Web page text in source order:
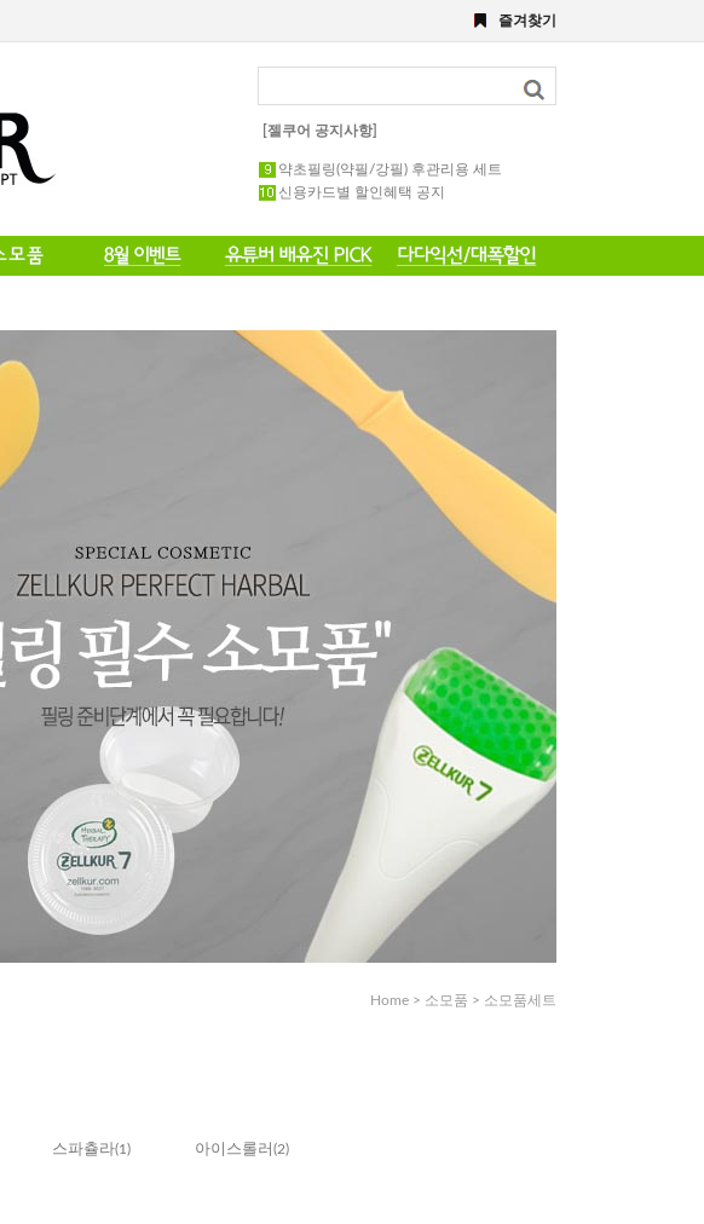
[젤쿠어 공지사항]
해초,약초필링세트
전화 주문 공지 이벤트
약초필링 1회용 세트
약초필링(약필/강필) 후관리용 세트
신용카드별 할인혜택 공지
즐겨찾기
Home > 소모품 > 소모품세트
스파츌라(1) 아이스롤러 (2)